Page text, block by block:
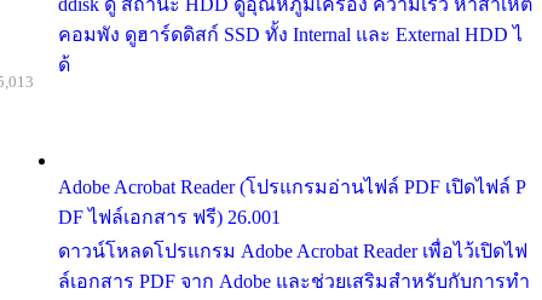
ddisk ดู สถานะ HDD ดูอุณหภูมิเครื่อง ความเร็ว หาสาเหต
คอมพัง ดูฮาร์ดดิสก์ SSD ทั้ง Internal และ External HDD ไ
ด้
Adobe Acrobat Reader (โปรแกรมอ่านไฟล์ PDF เปิดไฟล์ P
DF ไฟล์เอกสาร ฟรี) 26.001
ดาวน์โหลดโปรแกรม Adobe Acrobat Reader เพื่อไว้เปิดไฟ
ล์เอกสาร PDF จาก Adobe และช่วยเสริมสำหรับกับการทำ